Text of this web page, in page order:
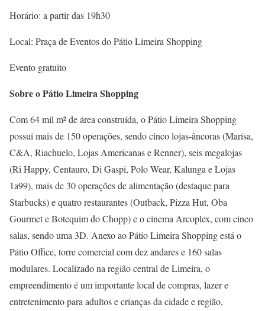
Horário: a partir das 19h30
Local: Praça de Eventos do Pátio Limeira Shopping
Evento gratuito
Sobre o Pátio Limeira Shopping
Com 64 mil m² de área construída, o Pátio Limeira Shopping
possui mais de 150 operações, sendo cinco lojas-âncoras (Marisa,
C&A, Riachuelo, Lojas Americanas e Renner), seis megalojas
(Ri Happy, Centauro, Di Gaspi, Polo Wear, Kalunga e Lojas
1a99), mais de 30 operações de alimentação (destaque para
Starbucks) e quatro restaurantes (Outback, Pizza Hut, Oba
Gourmet e Botequim do Chopp) e o cinema Arcoplex, com cinco
salas, sendo uma 3D. Anexo ao Pátio Limeira Shopping está o
Pátio Office, torre comercial com dez andares e 160 salas
modulares. Localizado na região central de Limeira, o
empreendimento é um importante local de compras, lazer e
entretenimento para adultos e crianças da cidade e região,